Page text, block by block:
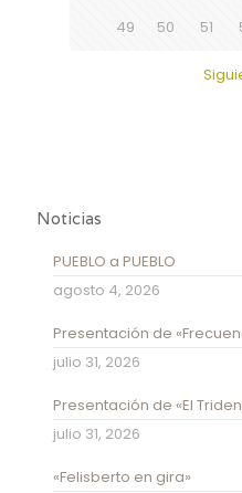
49
50 51
Noticias
PUEBLO a PUEBLO
agosto 4, 2026
Presentación de
julio 31, 2026
Presentación de «El
julio 31, 2026
«Felisberto en gira»